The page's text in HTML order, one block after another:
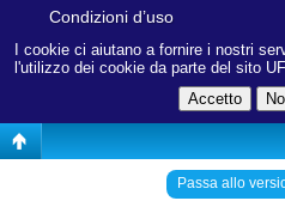
I cookie ci aiutano a fornire i nostri
l'utilizzo dei cookie da parte del sito
Condizioni d’uso
Passa allo